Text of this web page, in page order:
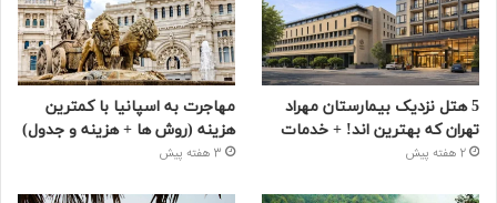
5 هتل نزدیک بیمارستان مهراد
تهران که بهترین‌ اند! + خدمات
2 هفته پیش
مهاجرت به اسپانیا با کمترین
هزینه (روش ها + هزینه و جدول)
3 هفته پیش